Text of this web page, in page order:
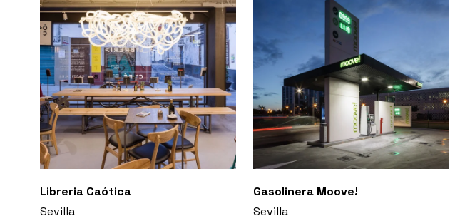
Libreria Caótica
Sevilla
Gasolinera Moove!
Sevilla